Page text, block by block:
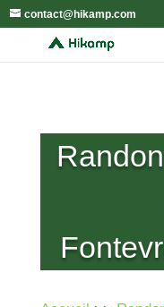
contact@hikamp.com